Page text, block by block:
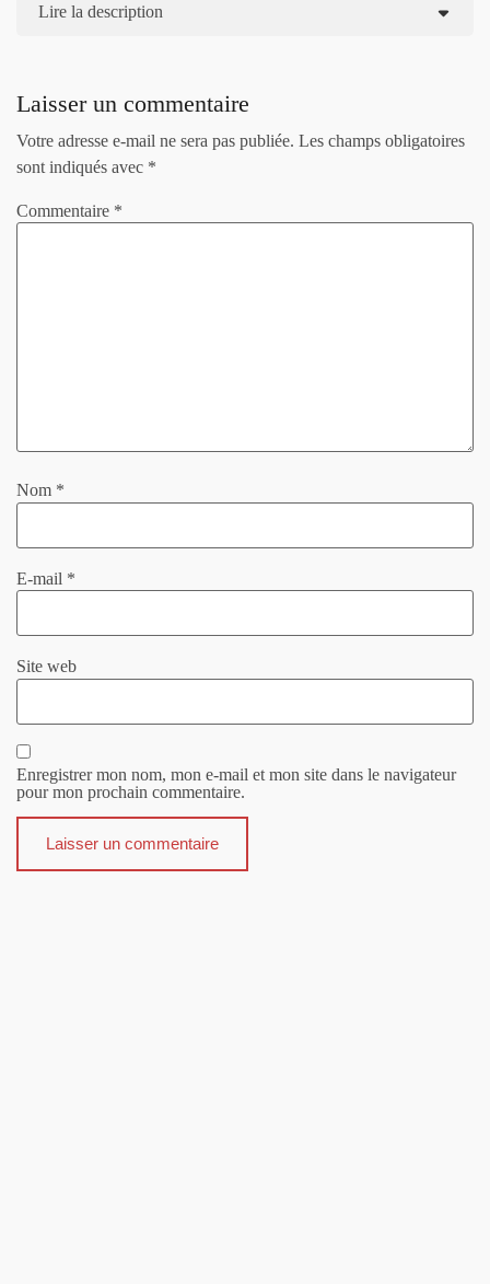
Lire la description
Laisser un commentaire
Votre adresse e-mail ne sera pas publiée. Les champs obligatoires
sont indiqués avec *
Commentaire *
Nom *
E-mail *
Site web
Enregistrer mon nom, mon e-mail et mon site dans le navigateur
pour mon prochain commentaire.